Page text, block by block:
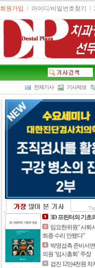
회원가입 l 아이디/비밀번호찾기 l
전체기사 기사제보
3D 프린터의 기초
임요한위원“ 사퇴
최종 수리 안됐다”
박영섭측 준비서
의원 ‘임시총회’ 주장
검진 12만4천원 처